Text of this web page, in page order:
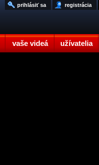
vaše videá užívatelia
registrácia
prihlásiť sa